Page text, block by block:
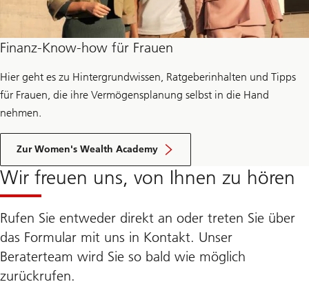
Finanz-Know-how für Frauen
Hier geht es zu Hintergrundwissen, Ratgeberinhalten und Tipps
für Frauen, die ihre Vermögensplanung selbst in die Hand
nehmen.
Zur Women's Wealth Academy
Wir freuen uns, von Ihnen zu hören
Rufen Sie entweder direkt an oder treten Sie über
das Formular mit uns in Kontakt. Unser
Beraterteam wird Sie so bald wie möglich
zurückrufen.